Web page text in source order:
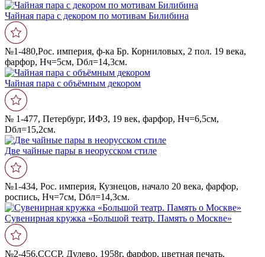
Чайная пара с декором по мотивам Билибина
№1-480,Рос. империя, ф-ка Бр. Корниловых, 2 пол. 19 века,
фарфор, Нч=5см, Dбл=14,3см.
Чайная пара с объëмным декором
№ 1-477, Петербург, ИФЗ, 19 век, фарфор, Нч=6,5см,
Dбл=15,2см.
Две чайные пары в неорусском стиле
№1-434, Рос. империя, Кузнецов, начало 20 века, фарфор,
роспись, Нч=7см, Dбл=14,3см.
Сувенирная кружка «Большой театр. Память о Москве»
№2-456,СССР, Дулево, 1958г, фарфор, цветная печать,